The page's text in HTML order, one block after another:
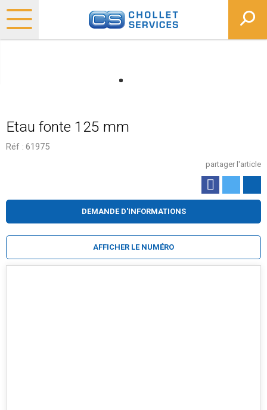
Etau fonte 125 mm
Réf : 61975
partager l'article
DEMANDE D'INFORMATIONS
AFFICHER LE NUMÉRO